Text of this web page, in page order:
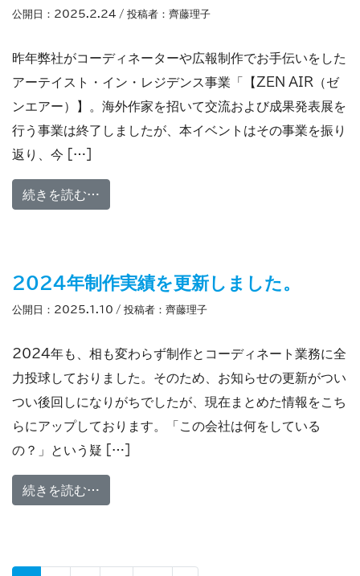
公開日： 2025.2.24 / 投稿者： 齊藤理子
昨年弊社がコーディネーターや広報制作でお手伝いをした
アーテイスト・イン・レジデンス事業「【ZEN AIR（ゼ
ンエアー）】。海外作家を招いて交流および成果発表展を
行う事業は終了しましたが、本イベントはその事業を振り
返り、今 […]
続きを読む…
2024年制作実績を更新しました。
公開日： 2025.1.10 / 投稿者： 齊藤理子
2024年も、相も変わらず制作とコーディネート業務に全
力投球しておりました。そのため、お知らせの更新がつい
つい後回しになりがちでしたが、現在まとめた情報をこち
らにアップしております。「この会社は何をしている
の？」という疑 […]
続きを読む…